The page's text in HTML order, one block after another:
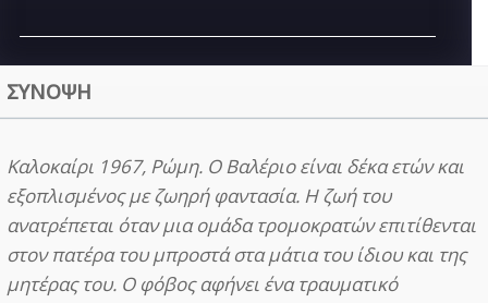
ΣΥΝΟΨΗ
Καλοκαίρι 1967, Ρώμη. Ο Βαλέριο είναι δέκα ετών και
εξοπλισμένος με ζωηρή φαντασία. Η ζωή του
ανατρέπεται όταν μια ομάδα τρομοκρατών επιτίθενται
στον πατέρα του μπροστά στα μάτια του ίδιου και της
μητέρας του. Ο φόβος αφήνει ένα τραυματικό